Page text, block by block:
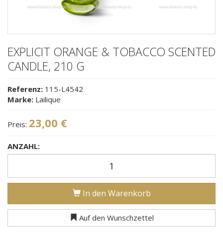
EXPLICIT ORANGE & TOBACCO SCENTED
CANDLE, 210 G
Referenz: 115-L4542
Marke: Lailique
Preis: 23,00 €
ANZAHL:
In den Warenkorb
Auf den Wunschzettel